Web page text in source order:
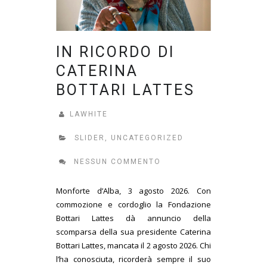
IN RICORDO DI
CATERINA
BOTTARI LATTES
LAWHITE
SLIDER , UNCATEGORIZED
NESSUN COMMENTO
Monforte d’Alba, 3 agosto 2026. Con
commozione e cordoglio la Fondazione
Bottari Lattes dà annuncio della
scomparsa della sua presidente Caterina
Bottari Lattes, mancata il 2 agosto 2026. Chi
l’ha conosciuta, ricorderà sempre il suo